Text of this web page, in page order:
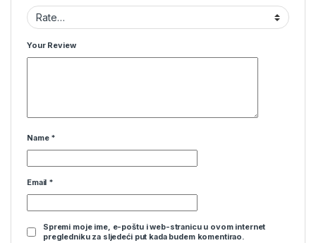
Your Review
Name *
Email *
Spremi moje ime, e-poštu i web-stranicu u ovom internet
pregledniku za sljedeći put kada budem komentirao.